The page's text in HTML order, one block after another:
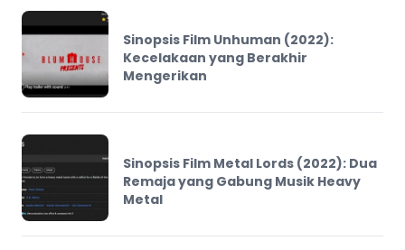
Sinopsis Film Unhuman (2022):
Kecelakaan yang Berakhir
Mengerikan
Sinopsis Film Metal Lords (2022): Dua
Remaja yang Gabung Musik Heavy
Metal